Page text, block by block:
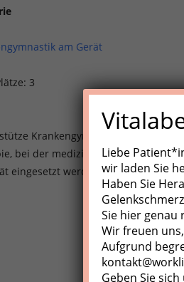
am Gerät
3
Krankengynmnastik (KGG)/
bei der medizinische
eingesetzt werden.
Liebe
wir laden Sie
Haben Sie
Sie hier genau
Wir freuen
Aufgrund
Geben Sie